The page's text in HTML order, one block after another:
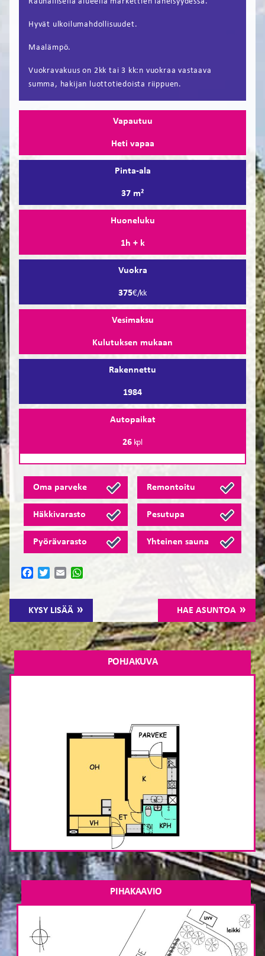
Hyvät ulkoilumahdollisuudet.
Maalämpö.
Vuokravakuus on 2kk tai 3 kk:n vuokraa vastaava
summa, hakijan luottotiedoista riippuen.
Vapautuu
Heti vapaa
Pinta-ala
37 m²
Huoneluku
1h + k
Vuokra
375€/kk
Vesimaksu
Kulutuksen mukaan
Rakennettu
1984
Autopaikat
26kpl
Oma parveke Remontoitu
Häkkivarasto Pesutupa
Pyörävarasto Yhteinen sauna
KYSY LISÄÄ HAE ASUNTOA
FacebookTwitterEmail
POHJAKUVA
PIHAKAAVIO